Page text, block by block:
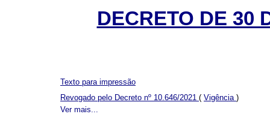
DECRETO DE 30
Ver mais...
Texto para impressão
Revogado pelo Decreto nº 10.646/2021 ( Vigência )